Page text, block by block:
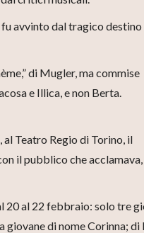
fu avvinto dal tragico
di Mugler, ma commise
e Illica, e non Berta.
Teatro Regio di Torino, il
il pubblico che
20 al 22 febbraio: solo tre
giovane di nome Corinna; di